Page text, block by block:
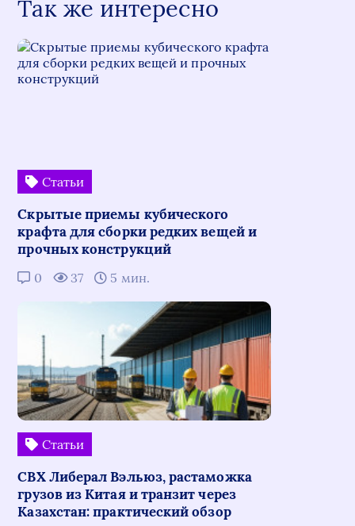
Так же интересно
Статьи
Скрытые приемы кубического
крафта для сборки редких вещей и
прочных конструкций
0 37 5 мин.
Статьи
СВХ Либерал Вэльюз, растаможка
грузов из Китая и транзит через
Казахстан: практический обзор